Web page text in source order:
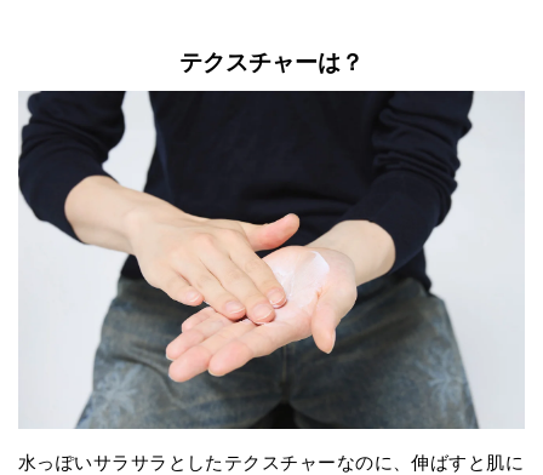
テクスチャーは？
水っぽいサラサラとしたテクスチャーなのに、伸ばすと肌に